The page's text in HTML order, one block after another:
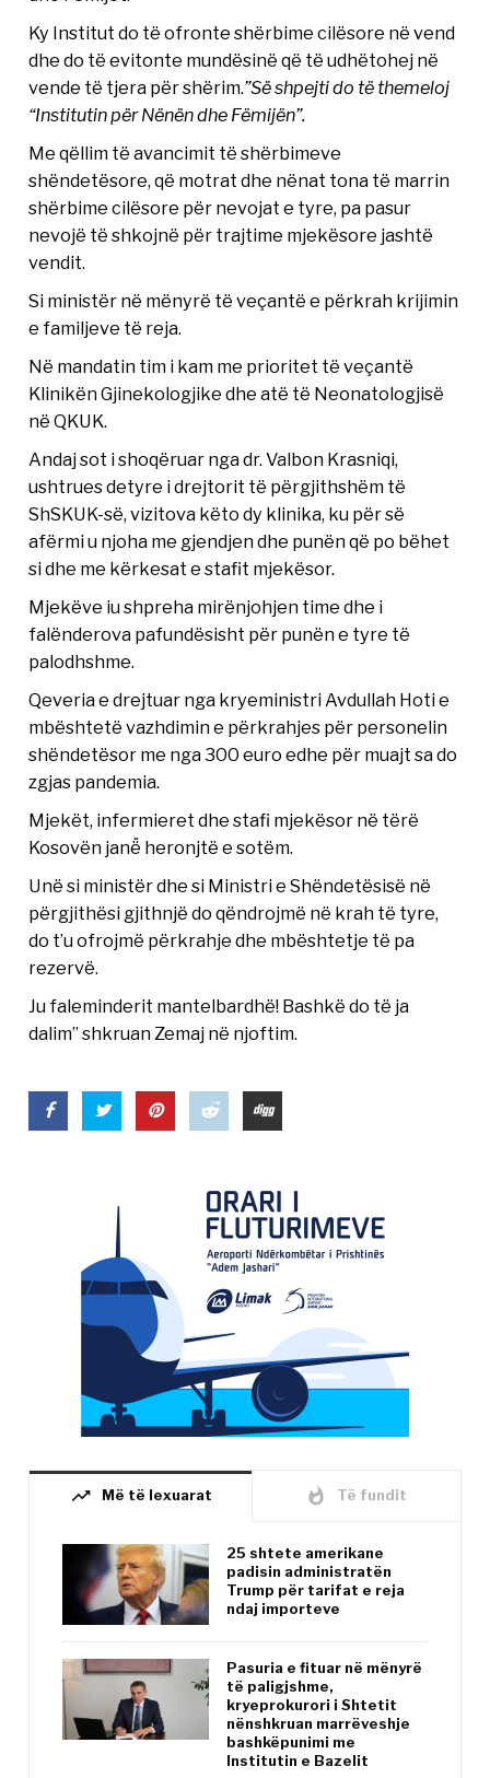
Ky Institut do të ofronte shërbime cilësore në vend
dhe do të evitonte mundësinë që të udhëtohej në
vende të tjera për shërim.”Së shpejti do të themeloj
“Institutin për Nënën dhe Fëmijën”.
Me qëllim të avancimit të shërbimeve
shëndetësore, që motrat dhe nënat tona të marrin
shërbime cilësore për nevojat e tyre, pa pasur
nevojë të shkojnë për trajtime mjekësore jashtë
vendit.
Si ministër në mënyrë të veçantë e përkrah krijimin
e familjeve të reja.
Në mandatin tim i kam me prioritet të veçantë
Klinikën Gjinekologjike dhe atë të Neonatologjisë
në QKUK.
Andaj sot i shoqëruar nga dr. Valbon Krasniqi,
ushtrues detyre i drejtorit të përgjithshëm të
ShSKUK-së, vizitova këto dy klinika, ku për së
afërmi u njoha me gjendjen dhe punën që po bëhet
si dhe me kërkesat e stafit mjekësor.
Mjekëve iu shpreha mirënjohjen time dhe i
falënderova pafundësisht për punën e tyre të
palodhshme.
Qeveria e drejtuar nga kryeministri Avdullah Hoti e
mbështetë vazhdimin e përkrahjes për personelin
shëndetësor me nga 300 euro edhe për muajt sa do
zgjas pandemia.
Mjekët, infermieret dhe stafi mjekësor në tërë
Kosovën janë̈ heronjtë e sotëm.
Unë si ministër dhe si Ministri e Shëndetësisë në
përgjithësi gjithnjë do qëndrojmë në krah të tyre,
do t’u ofrojmë përkrahje dhe mbështetje të pa
rezervë.
Ju faleminderit mantelbardhë! Bashkë do të ja
dalim” shkruan Zemaj në njoftim.
trending_up Më të lexuarat whatshot Të fundit
25 shtete amerikane
padisin administratën
Trump për tarifat e reja
ndaj importeve
Pasuria e fituar në mënyrë
të paligjshme,
kryeprokurori i Shtetit
nënshkruan marrëveshje
bashkëpunimi me
Institutin e Bazelit